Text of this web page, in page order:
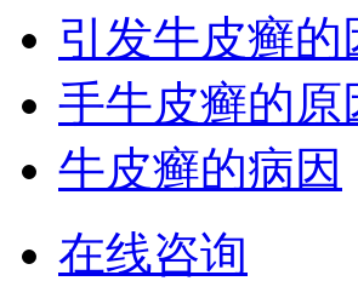
引发牛皮癣
手牛皮癣的原
牛皮癣的病因
在线咨询